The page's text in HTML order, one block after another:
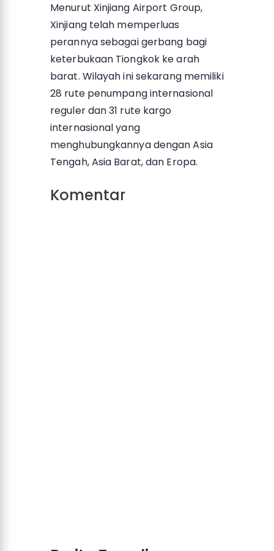
Menurut Xinjiang Airport Group,
Xinjiang telah memperluas
perannya sebagai gerbang bagi
keterbukaan Tiongkok ke arah
barat. Wilayah ini sekarang memiliki
28 rute penumpang internasional
reguler dan 31 rute kargo
internasional yang
menghubungkannya dengan Asia
Tengah, Asia Barat, dan Eropa.
Komentar